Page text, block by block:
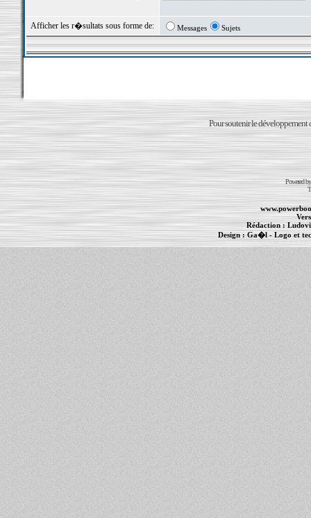
Afficher les r�sultats sous forme de: Messages Sujets
Pour soutenir le développement
Powered
Rédaction :
Design : Ga�l- Logo et